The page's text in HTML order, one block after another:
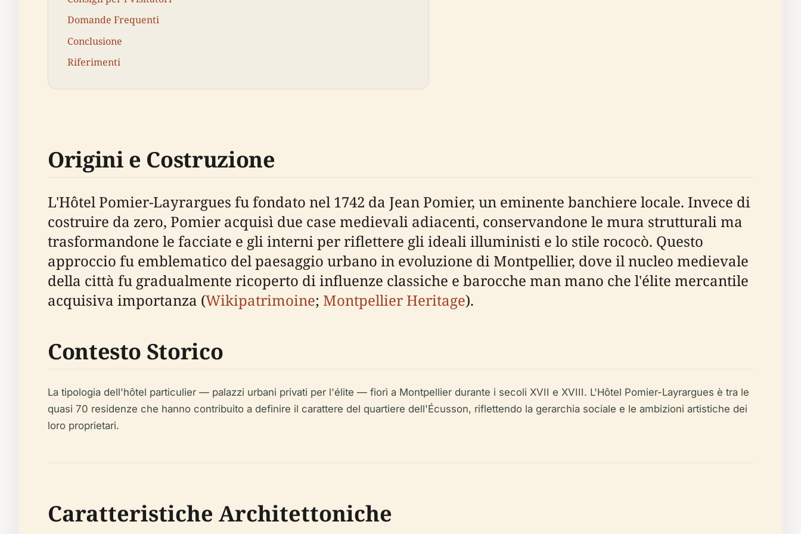
Domande Frequenti
Conclusione
Riferimenti
Origini e Costruzione
L'Hôtel Pomier-Layrargues fu fondato nel 1742 da Jean Pomier, un eminente banchiere locale. Invece di
costruire da zero, Pomier acquisì due case medievali adiacenti, conservandone le mura strutturali ma
trasformandone le facciate e gli interni per riflettere gli ideali illuministi e lo stile rococò. Questo
approccio fu emblematico del paesaggio urbano in evoluzione di Montpellier, dove il nucleo medievale
della città fu gradualmente ricoperto di influenze classiche e barocche man mano che l'élite mercantile
acquisiva importanza (Wikipatrimoine; Montpellier Heritage).
Contesto Storico
La tipologia dell'hôtel particulier — palazzi urbani privati per l'élite — fiorì a Montpellier durante i secoli XVII e XVIII. L'Hôtel Pomier-Layrargues è tra le
quasi 70 residenze che hanno contribuito a definire il carattere del quartiere dell'Écusson, riflettendo la gerarchia sociale e le ambizioni artistiche dei
loro proprietari.
Caratteristiche Architettoniche